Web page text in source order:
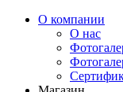
О компании
О нас